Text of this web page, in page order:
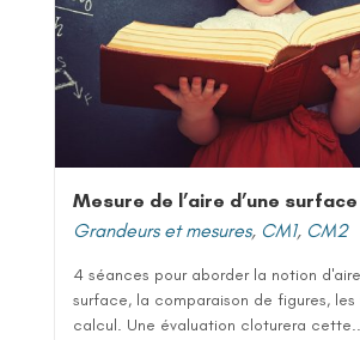
Mesure de l’aire d’une surface
Grandeurs et mesures, CM1, CM2
4 séances pour aborder la notion
surface, la comparaison de figures, les
calcul. Une évaluation cloturera